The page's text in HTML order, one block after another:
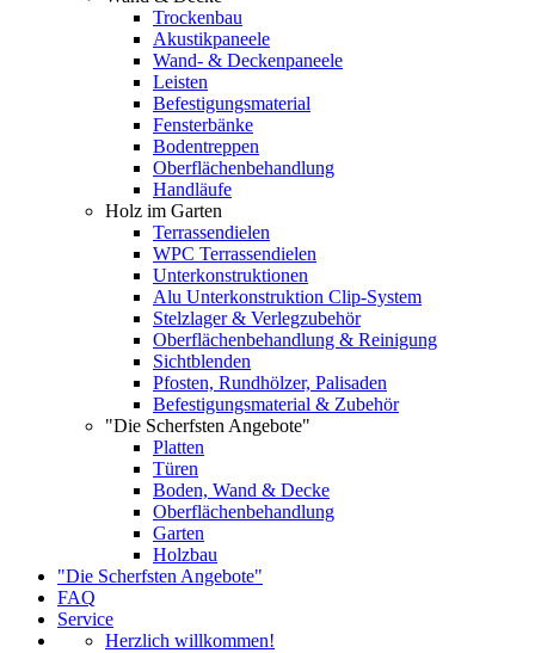
Trockenbau
Akustikpaneele
Wand- & Deckenpaneele
Leisten
Befestigungsmaterial
Fensterbänke
Bodentreppen
Oberflächenbehandlung
Handläufe
Holz im Garten
Terrassendielen
WPC Terrassendielen
Unterkonstruktionen
Alu Unterkonstruktion Clip-System
Stelzlager & Verlegzubehör
Oberflächenbehandlung & Reinigung
Sichtblenden
Pfosten, Rundhölzer, Palisaden
Befestigungsmaterial & Zubehör
"Die Scherfsten Angebote"
Platten
Türen
Boden, Wand & Decke
Oberflächenbehandlung
Garten
Holzbau
"Die Scherfsten Angebote"
FAQ
Service
Herzlich willkommen!